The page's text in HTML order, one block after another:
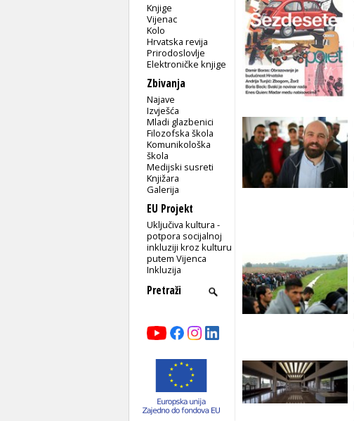
Knjige
Vijenac
Kolo
Hrvatska revija
Prirodoslovlje
Elektroničke knjige
Zbivanja
Najave
Izvješća
Mladi glazbenici
Filozofska škola
Komunikološka
škola
Medijski susreti
Knjižara
Galerija
EU Projekt
Uključiva kultura -
potpora socijalnoj
inkluziji kroz kulturu
putem Vijenca
Inkluzija